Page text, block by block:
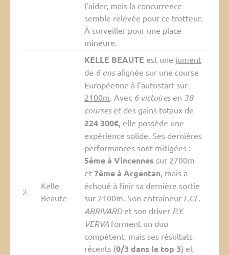
l’aider, mais la concurrence
semble relevée pour ce trotteur.
À surveiller pour une place
mineure.
2
Kelle
Beaute
KELLE BEAUTE est une jument
de 6 ansalignée sur une course
Européenne à l’autostart sur
2100m. Avec 6 victoiresen 38
courseset des gains totaux de
224 300€, elle possède une
expérience solide. Ses dernières
performances sont mitigées:
5ème à Vincennes sur 2700m
et 7ème à Argentan, mais a
échoué à finir sa dernière sortie
sur 2100m. Son entraîneur L.CL.
ABRIVARDet son driver P.Y.
VERVAforment un duo
compétent, mais ses résultats
récents (0/3 dans le top 3) et